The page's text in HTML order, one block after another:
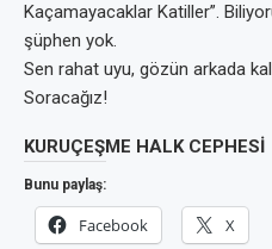
Kaçamayacaklar Katiller”.
şüphen yok.
Sen rahat uyu, gözün arkada
Soracağız!
KURUÇEŞME HALK CEPHESİ
Bunu paylaş:
Facebook X